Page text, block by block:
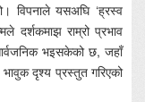
विपनाले यसअघि ‘ह्रस्व
दर्शकमाझ राम्रो प्रभाव
भइसकेको छ, जहाँ
दृश्य प्रस्तुत गरिएको